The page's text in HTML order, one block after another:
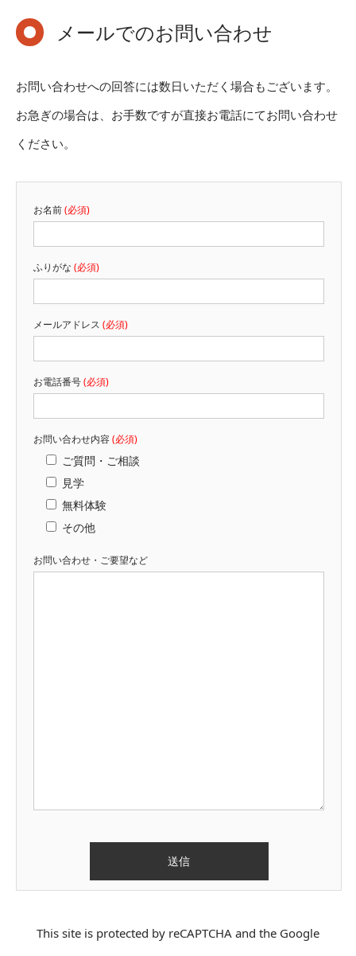
メールでのお問い合わせ
お問い合わせへの回答には数日いただく場合もございます。
お急ぎの場合は、お手数ですが直接お電話にてお問い合わせ
ください。
お名前(必須)
ふりがな (必須)
メールアドレス (必須)
お電話番号(必須)
お問い合わせ内容(必須)
ご質問・ご相談
見学
無料体験
その他
お問い合わせ・ご要望など
This site is protected by reCAPTCHA and the Google